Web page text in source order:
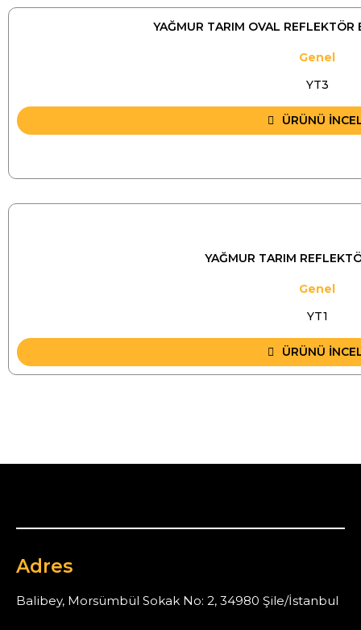
YAĞMUR TARIM OVAL REFLEKTÖR
Genel
YT3
ÜRÜNÜ
YAĞMUR TARIM
Genel
YT1
ÜRÜNÜ
Adres
Balibey, Morsümbül Sokak No: 2, 34980 Şile/İstanbul